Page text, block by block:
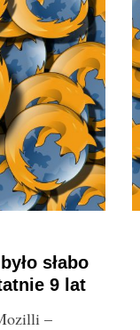
słabo
9 lat
–